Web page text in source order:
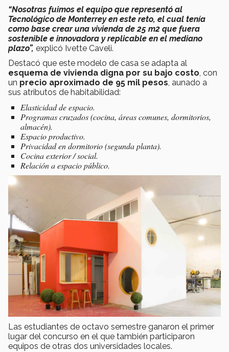
“Nosotras fuimos el equipo que representó al
Tecnológico de Monterrey en este reto, el cual tenía
como base crear una vivienda de 25 m2 que fuera
sostenible e innovadora y replicable en el mediano
plazo”, explicó Ivette Caveli.
Destacó que este modelo de casa se adapta al
esquema de vivienda digna por su bajo costo , con
un precio aproximado de 95 mil pesos , aunado a
sus atributos de habitabilidad:
Elasticidad de espacio.
Programas cruzados (cocina, áreas comunes, dormitorios,
almacén).
Espacio productivo.
Privacidad en dormitorio (segunda planta).
Cocina exterior / social.
Relación a espacio público.
Las estudiantes de octavo semestre ganaron el primer
lugar del concurso en el que también participaron
equipos de otras dos universidades locales.